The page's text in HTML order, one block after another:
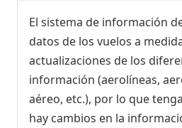
El sistema de información
datos de los vuelos a
actualizaciones de los
información (aerolíneas,
aéreo, etc.), por lo que
hay cambios en la